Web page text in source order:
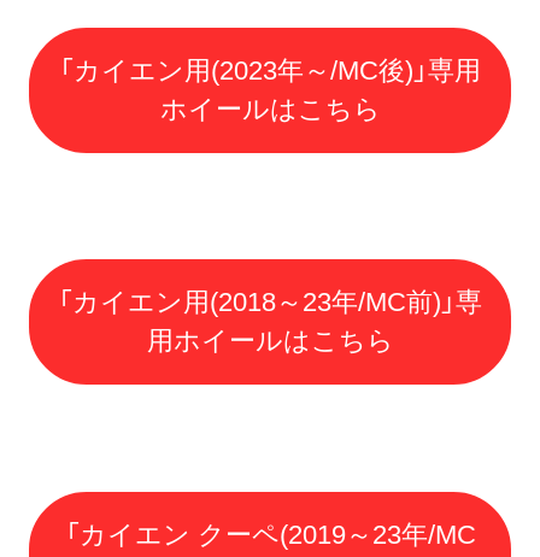
「カイエン用(2023年～/MC後)」専用
ホイールはこちら
「カイエン用(2018～23年/MC前)」専
用ホイールはこちら
「カイエン クーペ(2019～23年/MC